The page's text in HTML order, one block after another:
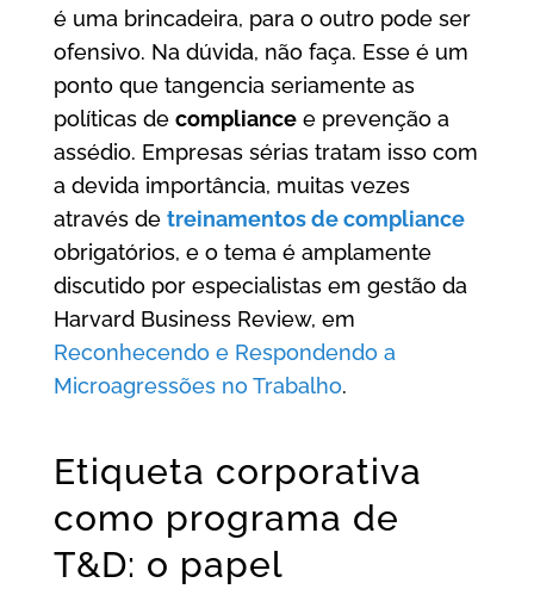
é uma brincadeira, para o outro pode ser
ofensivo. Na dúvida, não faça. Esse é um
ponto que tangencia seriamente as
políticas de compliancee prevenção a
assédio. Empresas sérias tratam isso com
a devida importância, muitas vezes
através de treinamentos de compliance
obrigatórios, e o tema é amplamente
discutido por especialistas em gestão da
Harvard Business Review, em
Reconhecendo e Respondendo a
Microagressões no Trabalho.
Etiqueta corporativa
como programa de
T&D: o papel